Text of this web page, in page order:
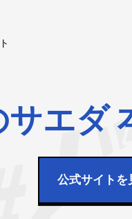
エダ
公式サイトを